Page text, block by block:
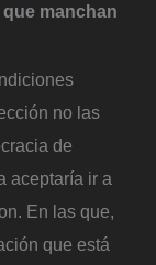
manchan
no las
de
aceptaría ir a
En las que,
que está